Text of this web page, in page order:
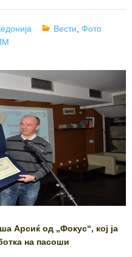
Categories
Вести Фото
Арсиќ од „Фокус“, кој ја
на пасоши